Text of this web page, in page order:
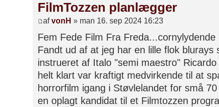
FilmTozzen planlægger
afvonH » man 16. sep 2024 16:23
Fem Fede Film Fra
Fandt ud af at jeg har en lille flok blurays
instrueret af Italo "semi maestro"
helt klart var kraftigt medvirkende til at
horrorfilm igang i Støvlelandet for små
en oplagt kandidat til et Filmtozzen